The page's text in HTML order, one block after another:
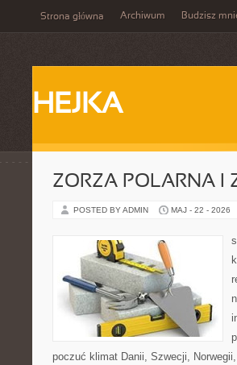
Strona główna Archiwum Budzisz
HEJKA
ZORZA POLARNA I
POSTED BY ADMIN MAJ - 22 - 2026
poczuć klimat Danii, Szwecji,